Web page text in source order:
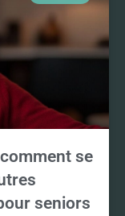
se
seniors